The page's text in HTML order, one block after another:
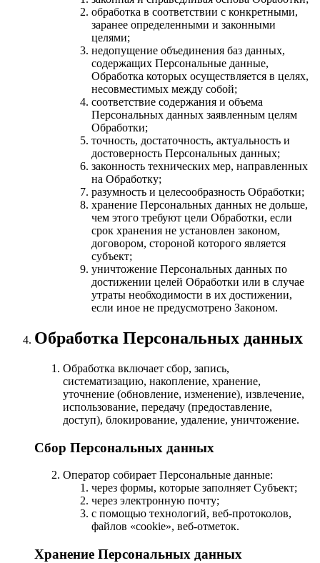
обработка в соответствии с конкретными,
заранее определенными и законными
целями;
недопущение объединения баз данных,
содержащих Персональные данные,
Обработка которых осуществляется в целях,
несовместимых между собой;
соответствие содержания и объема
Персональных данных заявленным целям
Обработки;
точность, достаточность, актуальность и
достоверность Персональных данных;
законность технических мер, направленных
на Обработку;
разумность и целесообразность Обработки;
хранение Персональных данных не дольше,
чем этого требуют цели Обработки, если
срок хранения не установлен законом,
договором, стороной которого является
субъект;
уничтожение Персональных данных по
достижении целей Обработки или в случае
утраты необходимости в их достижении,
если иное не предусмотрено Законом.
Обработка Персональных данных
Обработка включает сбор, запись,
систематизацию, накопление, хранение,
уточнение (обновление, изменение), извлечение,
использование, передачу (предоставление,
доступ), блокирование, удаление, уничтожение.
Сбор Персональных данных
Оператор собирает Персональные данные:
через формы, которые заполняет Субъект;
через электронную почту;
с помощью технологий, веб-протоколов,
файлов «cookie», веб-отметок.
Хранение Персональных данных